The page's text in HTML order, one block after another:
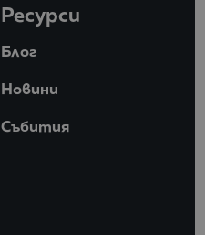
Ресурси
Блог
Новини
Събития